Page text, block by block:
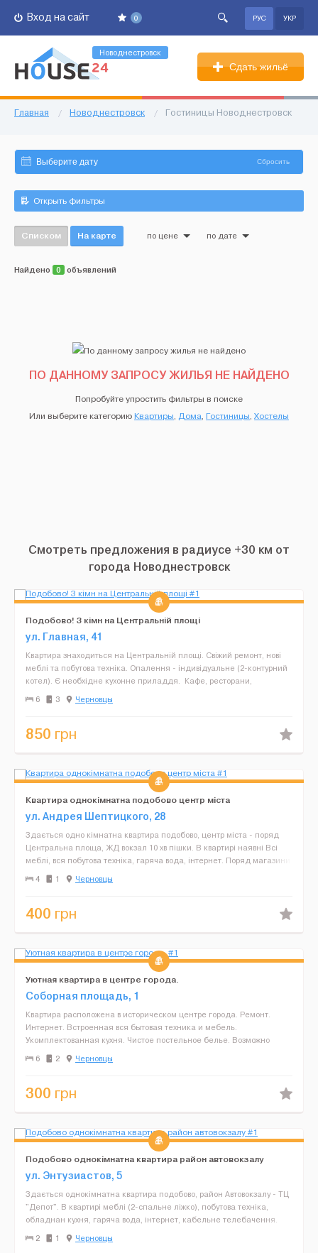
0
Вход на сайт РУС УКР
Новоднестровск
Сдать жильё
Главная / Новоднестровск / Гостиницы Новоднестровск
Сбросить
Открыть фильтры
Списком На карте по цене по дате
Найдено 0 объявлений
ПО ДАННОМУ ЗАПРОСУ ЖИЛЬЯ НЕ НАЙДЕНО
Попробуйте упростить фильтры в поиске
Или выберите категориюКвартиры, Дома, Гостиницы, Хостелы
Смотреть предложения в радиусе +30 км от
города Новоднестровск
Подобово! 3 кімн на Центральній площі
ул. Главная, 41
Квартира знаходиться на Центральній площі. Свіжий ремонт, нові
меблі та побутова техніка. Опалення - індивідуальне (2-контурний
котел). Є необхідне кухонне приладдя. Кафе, ресторани,
магазини, кінотеатри, музеї, зупинки тра...
6 3 Черновцы
850 грн
Квартира однокімнатна подобово центр міста
ул. Андрея Шептицкого, 28
Здається одно кімнатна квартира подобово, центр міста - поряд
Центральна площа, ЖД вокзал 10 хв пішки. В квартирі наявні Всі
меблі, вся побутова техніка, гаряча вода, інтернет. Поряд магазини
зупинки громадського транспорту. Загал...
4 1 Черновцы
400 грн
Уютная квартира в центре города.
Соборная площадь, 1
Квартира расположена в историческом центре города. Ремонт.
Интернет. Встроенная вся бытовая техника и мебель.
Укомплектованная кухня. Чистое постельное белье. Возможно
поселение от 1 до 6 гостей. Цена оговариваеться дополнительно....
6 2 Черновцы
300 грн
Подобово однокімнатна квартира район автовокзалу
ул. Энтузиастов, 5
Здається однокімнатна квартира подобово, район Автовокзалу - ТЦ
"Депот". В квартирі меблі (2-спальне ліжко), побутова техніка,
обладнан кухня, гаряча вода, інтернет, кабельне телебачення.
Поряд магазини, ринок, аптеки, супермаркет...
2 1 Черновцы